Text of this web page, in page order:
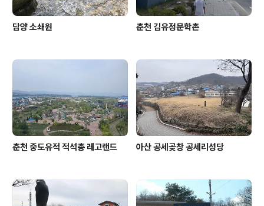
담양 소쇄원 춘천 김유정문학촌
춘천 중도유적 적석총 레고랜드 아산 공세곶창 공세리성당